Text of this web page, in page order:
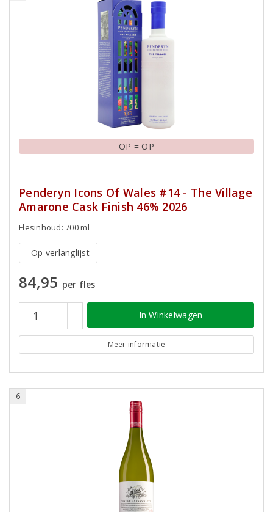
OP = OP
Penderyn Icons Of Wales #14 - The Village
Amarone Cask Finish 46% 2026
Flesinhoud: 700 ml
Op verlanglijst
84,95 per fles
In Winkelwagen
Meer informatie
6